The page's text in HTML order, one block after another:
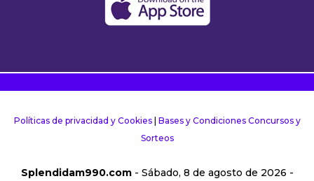
Políticas de privacidad y Cookies| Bases y Condiciones Concursos y
Sorteos
Splendidam990.com- Sábado, 8 de agosto de 2026 -